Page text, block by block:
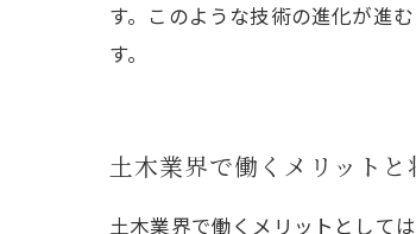
す。このような技術の進化が進
す。
土木業界で働くメリットと
土木業界で働くメリットとして